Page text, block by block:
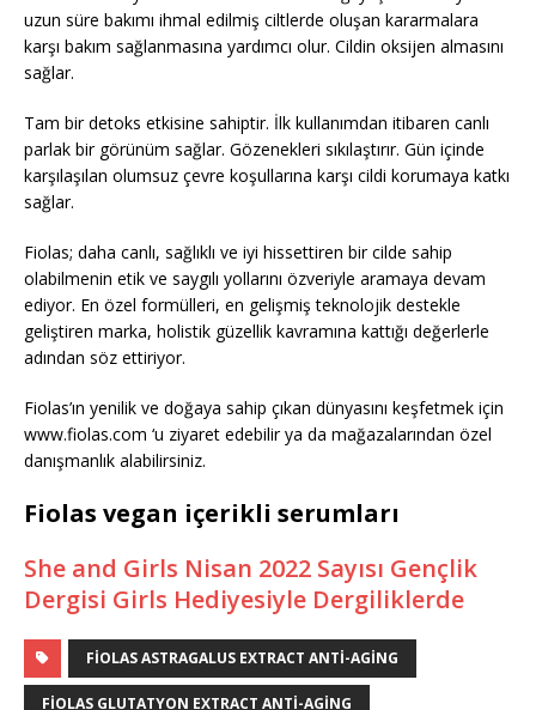
uzun süre bakımı ihmal edilmiş ciltlerde oluşan kararmalara
karşı bakım sağlanmasına yardımcı olur. Cildin oksijen almasını
sağlar.
Tam bir detoks etkisine sahiptir. İlk kullanımdan itibaren canlı
parlak bir görünüm sağlar. Gözenekleri sıkılaştırır. Gün içinde
karşılaşılan olumsuz çevre koşullarına karşı cildi korumaya katkı
sağlar.
Fiolas; daha canlı, sağlıklı ve iyi hissettiren bir cilde sahip
olabilmenin etik ve saygılı yollarını özveriyle aramaya devam
ediyor. En özel formülleri, en gelişmiş teknolojik destekle
geliştiren marka, holistik güzellik kavramına kattığı değerlerle
adından söz ettiriyor.
Fiolas’ın yenilik ve doğaya sahip çıkan dünyasını keşfetmek için
www.fiolas.com ‘u ziyaret edebilir ya da mağazalarından özel
danışmanlık alabilirsiniz.
Fiolas vegan içerikli serumları
She and Girls Nisan 2022 Sayısı Gençlik
Dergisi Girls Hediyesiyle Dergiliklerde
FIOLAS ASTRAGALUS EXTRACT ANTI-AGING
FIOLAS GLUTATYON EXTRACT ANTI-AGING